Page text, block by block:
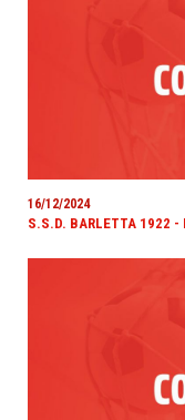
16/12/2024
S.S.D. BARLETTA 1922 -